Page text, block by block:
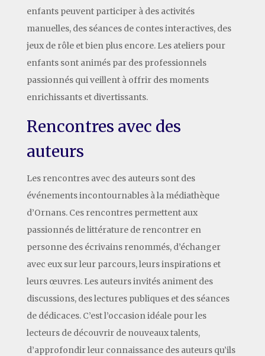
enfants peuvent participer à des activités
manuelles, des séances de contes interactives, des
jeux de rôle et bien plus encore. Les ateliers pour
enfants sont animés par des professionnels
passionnés qui veillent à offrir des moments
enrichissants et divertissants.
Rencontres avec des
auteurs
Les rencontres avec des auteurs sont des
événements incontournables à la médiathèque
d’Ornans. Ces rencontres permettent aux
passionnés de littérature de rencontrer en
personne des écrivains renommés, d’échanger
avec eux sur leur parcours, leurs inspirations et
leurs œuvres. Les auteurs invités animent des
discussions, des lectures publiques et des séances
de dédicaces. C’est l’occasion idéale pour les
lecteurs de découvrir de nouveaux talents,
d’approfondir leur connaissance des auteurs qu’ils